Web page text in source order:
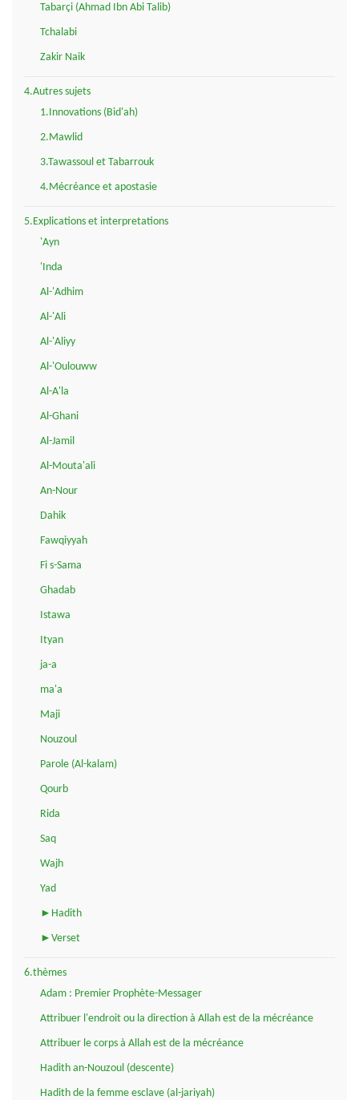
Tabarçi (Ahmad Ibn Abi Talib)
Tchalabi
Zakir Naik
4.Autres sujets
1.Innovations (Bid'ah)
2.Mawlid
3.Tawassoul et Tabarrouk
4.Mécréance et apostasie
5.Explications et interpretations
'Ayn
'Inda
Al-'Adhim
Al-'Ali
Al-'Aliyy
Al-'Oulouww
Al-A'la
Al-Ghani
Al-Jamil
Al-Mouta'ali
An-Nour
Dahik
Fawqiyyah
Fi s-Sama
Ghadab
Istawa
Ityan
ja-a
ma'a
Maji
Nouzoul
Parole (Al-kalam)
Qourb
Rida
Saq
Wajh
Yad
►Hadith
►Verset
6.thèmes
Adam : Premier Prophète-Messager
Attribuer l'endroit ou la direction à Allah est de la mécréance
Attribuer le corps à Allah est de la mécréance
Hadith an-Nouzoul (descente)
Hadith de la femme esclave (al-jariyah)